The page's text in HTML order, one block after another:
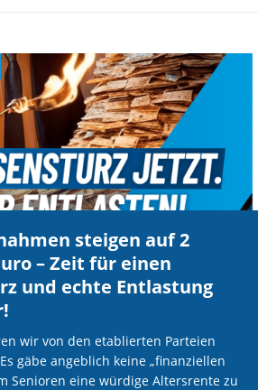
steigen auf 2
– Zeit für einen
und echte Entlastung
wir von den etablierten Parteien
gäbe angeblich keine „finanziellen
Senioren eine würdige Altersrente zu